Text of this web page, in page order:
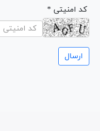
* کد امنیتی